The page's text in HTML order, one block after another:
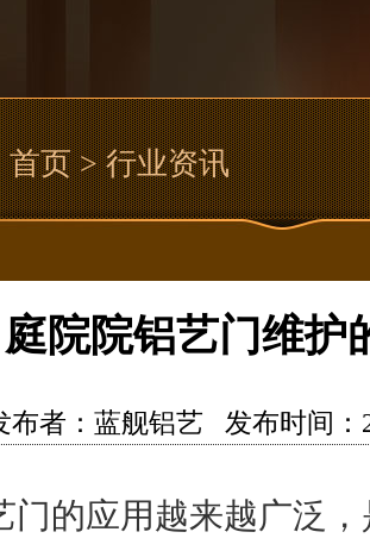
首页> 行业资讯
庭院院铝艺门维护
布者：蓝舰铝艺 发布时间：
门的应用越来越广泛